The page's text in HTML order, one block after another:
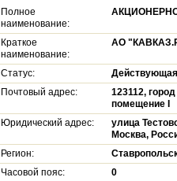
Полное
наименование:
Краткое
наименование:
АО
Статус:
Действующая
Почтовый адрес:
123112,
помещение I
Юридический адрес:
улица
Москва,
Регион:
Часовой пояс:
0